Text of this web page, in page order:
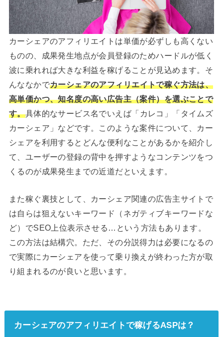
カーシェアのアフィリエイトは単価が必ずしも高くない
ものの、成果発生地点が会員登録のためハードルが低く
波に乗れれば大きな利益を稼げることが見込めます。そ
んななかでカーシェアのアフィリエイトで稼ぐ方法は、
高単価かつ、知名度の高い広告主（案件）を選ぶことで
す。具体的なサービス名でいえば「カレコ」「タイムズ
カーシェア」などです。このような案件について、カー
シェアを利用するとどんな便利なことがあるかを紹介し
て、ユーザーの登録の背中を押すようなコンテンツをつ
くるのが成果発生までの近道だといえます。
また稼ぐ裏技として、カーシェア関連の広告主サイトで
は自らは狙えないキーワード（ネガティブキーワードな
ど）でSEO上位表示させる…という方法もあります。
この方法は結構穴。ただ、その分説得力は必要になるの
で実際にカーシェアを使って乗り換えが終わった方が取
り組まれるのが良いと思います。
カーシェアのアフィリエイトで稼げるASPは？